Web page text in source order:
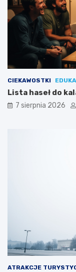
CIEKAWOSTKI
Lista haseł do
7 sierpnia 2026
ATRAKCJE